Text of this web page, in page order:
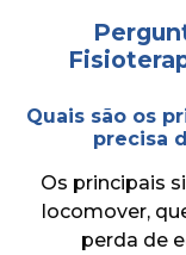
Quais são os
precisa
Os principais
locomover,
perda de